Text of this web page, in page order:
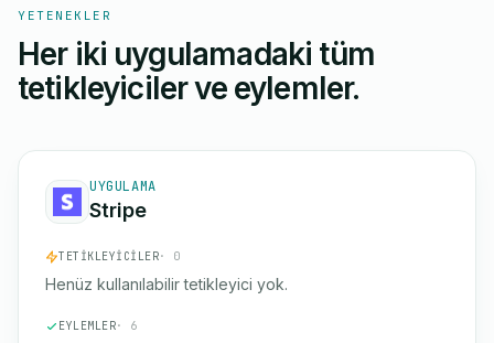
YETENEKLER
Her iki uygulamadaki tüm
tetikleyiciler ve eylemler.
UYGULAMA
Stripe
TETIKLEYICILER· 0
Henüz kullanılabilir tetikleyici yok.
EYLEMLER· 6